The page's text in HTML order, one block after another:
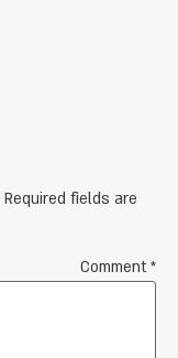
Required fields are
Comment*